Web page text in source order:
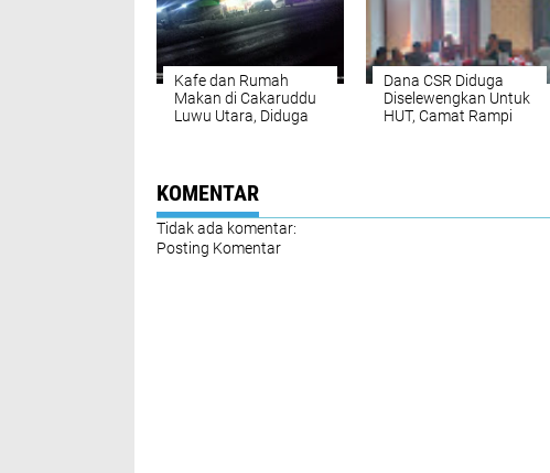
Kafe dan Rumah
Makan di Cakaruddu
Luwu Utara, Diduga
Dana CSR Diduga
Diselewengkan Untuk
HUT, Camat Rampi
KOMENTAR
Tidak ada komentar:
Posting Komentar